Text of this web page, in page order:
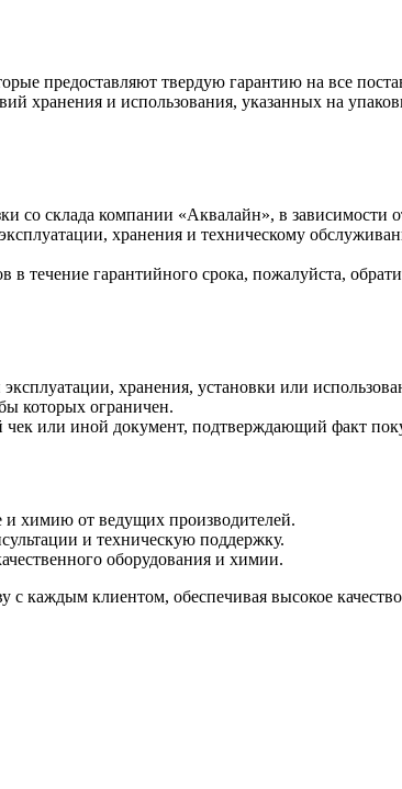
предоставляют твердую гарантию на все
хранения и использования, указанных на
со склада компании «Аквалайн», в зависимости
хранения и техническому
в течение гарантийного срока, пожалуйста,
хранения, установки или
которых ограничен.
чек или иной документ, подтверждающий факт
и химию от ведущих производителей.
и техническую поддержку.
оборудования и химии.
каждым клиентом, обеспечивая высокое